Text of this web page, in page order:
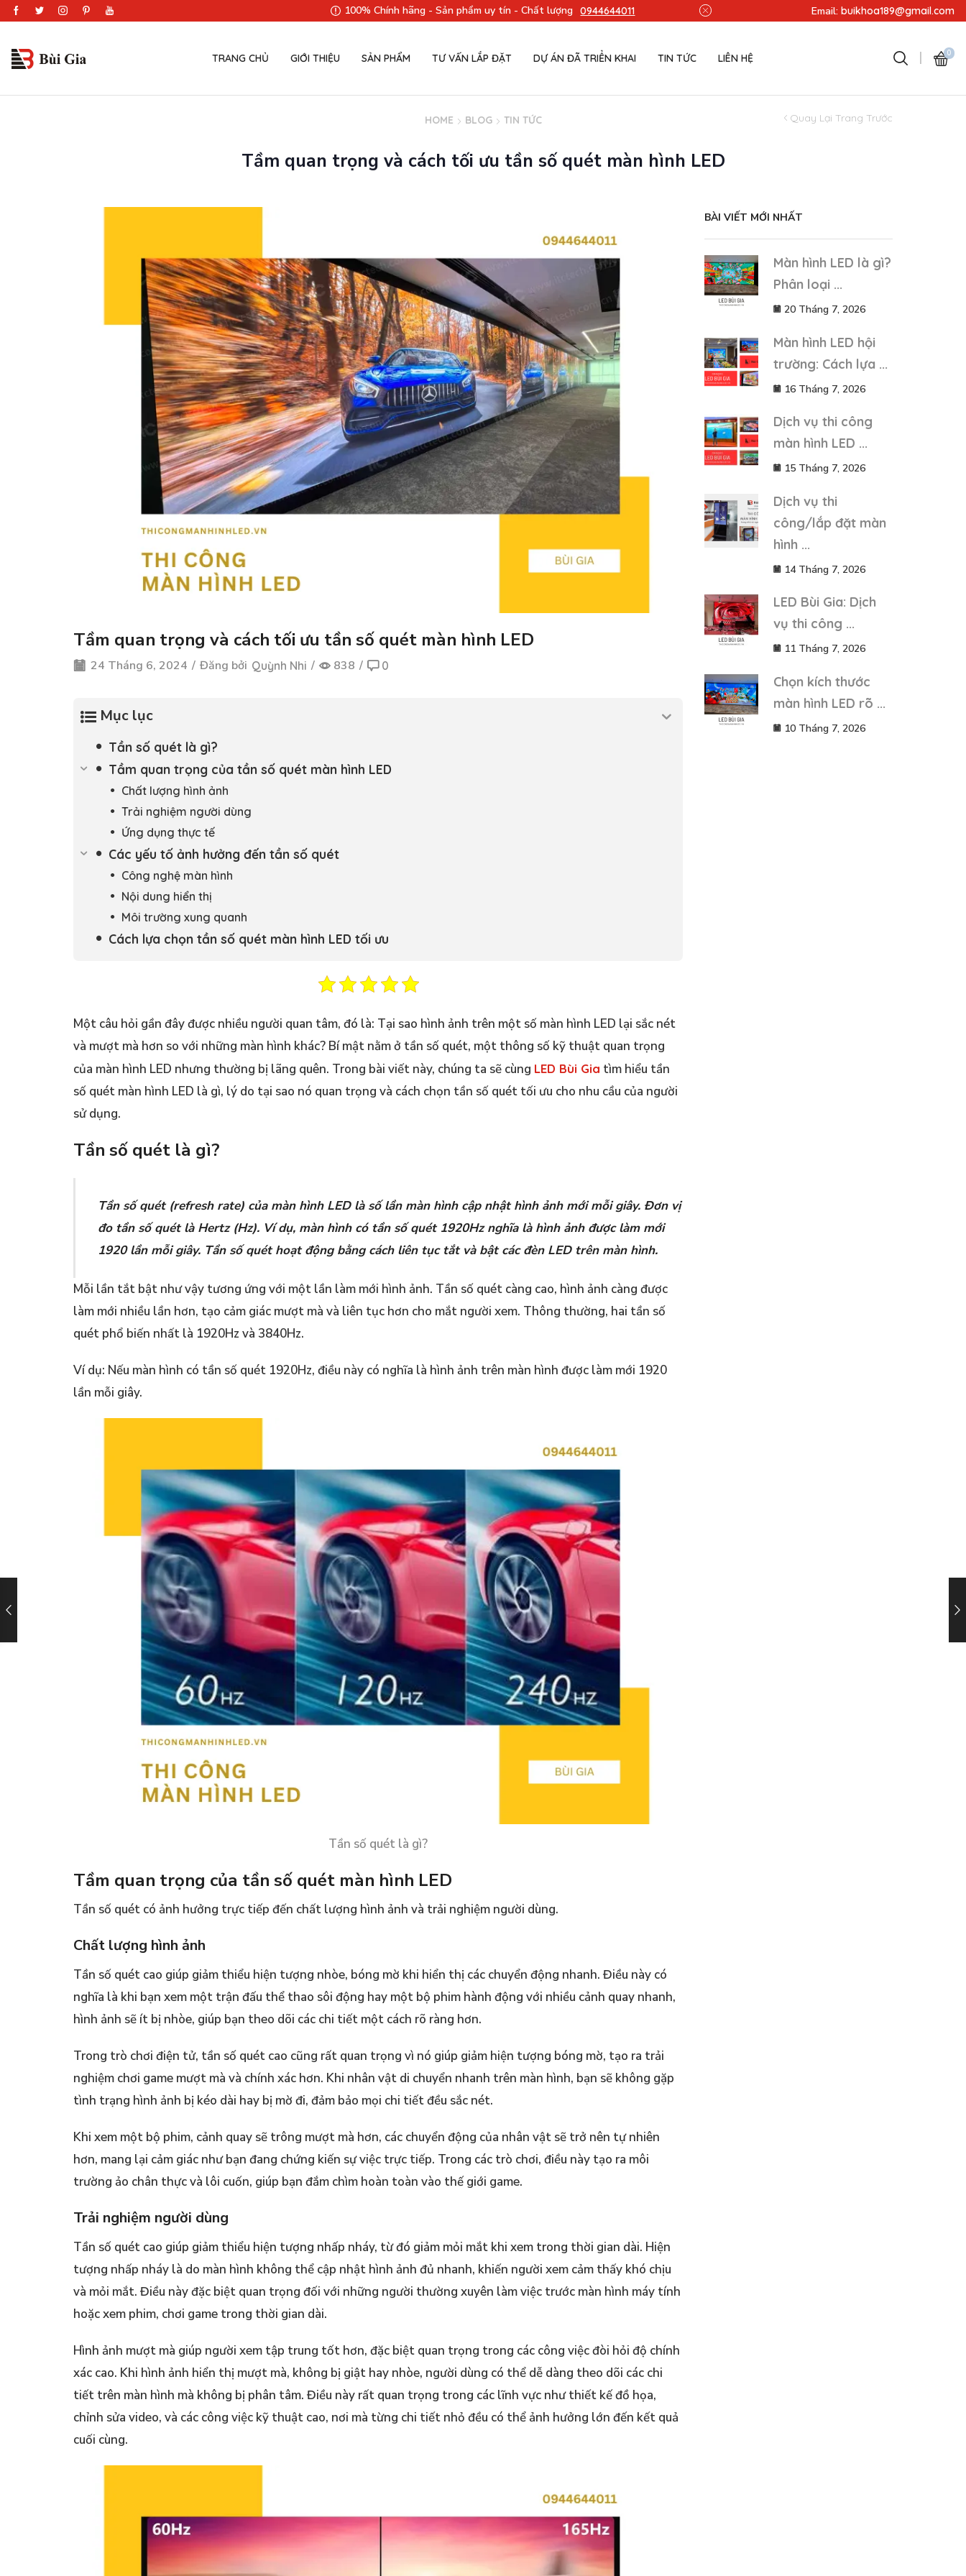
100% Chính hãng - Sản phẩm uy tín - Chất lượng 0944644011 Miễn phí lắp đặt - Miễn phí
Email:buikhoa189@gmail.com
TRANG CHỦ GIỚI THIỆU SẢN PHẨM TƯ VẤN LẮP ĐẶT DỰ ÁN ĐÃ TRIỂN KHAI TIN TỨC LIÊN HỆ 0
Quay Lại Trang Trước
HOME BLOG TIN TỨC
Tầm quan trọng và cách tối ưu tần số quét màn hình LED
Tầm quan trọng và cách tối ưu tần số quét màn hình LED
24 Tháng 6, 2024 / Đăng bởi Quỳnh Nhi / 838 / 0
Mục lục
Tần số quét là gì?
Tầm quan trọng của tần số quét màn hình LED
Chất lượng hình ảnh
Trải nghiệm người dùng
Ứng dụng thực tế
Các yếu tố ảnh hưởng đến tần số quét
Công nghệ màn hình
Nội dung hiển thị
Môi trường xung quanh
Cách lựa chọn tần số quét màn hình LED tối ưu
Một câu hỏi gần đây được nhiều người quan tâm, đó là: Tại sao hình ảnh trên một số màn hình LED lại sắc nét
và mượt mà hơn so với những màn hình khác? Bí mật nằm ở tần số quét, một thông số kỹ thuật quan trọng
của màn hình LED nhưng thường bị lãng quên. Trong bài viết này, chúng ta sẽ cùng LED Bùi Gia tìm hiểu tần
số quét màn hình LED là gì, lý do tại sao nó quan trọng và cách chọn tần số quét tối ưu cho nhu cầu của người
sử dụng.
Tần số quét là gì?
Tần số quét (refresh rate) của màn hình LED là số lần màn hình cập nhật hình ảnh mới mỗi giây.Đơn vị
đo tần số quét là Hertz (Hz). Ví dụ, màn hình có tần số quét 1920Hz nghĩa là hình ảnh được làm mới
1920 lần mỗi giây. Tần số quét hoạt động bằng cách liên tục tắt và bật các đèn LED trên màn hình.
Mỗi lần tắt bật như vậy tương ứng với một lần làm mới hình ảnh. Tần số quét càng cao, hình ảnh càng được
làm mới nhiều lần hơn, tạo cảm giác mượt mà và liên tục hơn cho mắt người xem. Thông thường, hai tần số
quét phổ biến nhất là 1920Hz và 3840Hz.
Ví dụ: Nếu màn hình có tần số quét 1920Hz, điều này có nghĩa là hình ảnh trên màn hình được làm mới 1920
lần mỗi giây.
Tần số quét là gì?
Tầm quan trọng của tần số quét màn hình LED
Tần số quét có ảnh hưởng trực tiếp đến chất lượng hình ảnh và trải nghiệm người dùng.
Chất lượng hình ảnh
Tần số quét cao giúp giảm thiểu hiện tượng nhòe, bóng mờ khi hiển thị các chuyển động nhanh. Điều này có
nghĩa là khi bạn xem một trận đấu thể thao sôi động hay một bộ phim hành động với nhiều cảnh quay nhanh,
hình ảnh sẽ ít bị nhòe, giúp bạn theo dõi các chi tiết một cách rõ ràng hơn.
Trong trò chơi điện tử, tần số quét cao cũng rất quan trọng vì nó giúp giảm hiện tượng bóng mờ, tạo ra trải
nghiệm chơi game mượt mà và chính xác hơn. Khi nhân vật di chuyển nhanh trên màn hình, bạn sẽ không gặp
tình trạng hình ảnh bị kéo dài hay bị mờ đi, đảm bảo mọi chi tiết đều sắc nét.
Khi xem một bộ phim, cảnh quay sẽ trông mượt mà hơn, các chuyển động của nhân vật sẽ trở nên tự nhiên
hơn, mang lại cảm giác như bạn đang chứng kiến sự việc trực tiếp. Trong các trò chơi, điều này tạo ra môi
trường ảo chân thực và lôi cuốn, giúp bạn đắm chìm hoàn toàn vào thế giới game.
Trải nghiệm người dùng
Tần số quét cao giúp giảm thiểu hiện tượng nhấp nháy, từ đó giảm mỏi mắt khi xem trong thời gian dài. Hiện
tượng nhấp nháy là do màn hình không thể cập nhật hình ảnh đủ nhanh, khiến người xem cảm thấy khó chịu
và mỏi mắt. Điều này đặc biệt quan trọng đối với những người thường xuyên làm việc trước màn hình máy tính
hoặc xem phim, chơi game trong thời gian dài.
Hình ảnh mượt mà giúp người xem tập trung tốt hơn, đặc biệt quan trọng trong các công việc đòi hỏi độ chính
xác cao. Khi hình ảnh hiển thị mượt mà, không bị giật hay nhòe, người dùng có thể dễ dàng theo dõi các chi
tiết trên màn hình mà không bị phân tâm. Điều này rất quan trọng trong các lĩnh vực như thiết kế đồ họa,
chỉnh sửa video, và các công việc kỹ thuật cao, nơi mà từng chi tiết nhỏ đều có thể ảnh hưởng lớn đến kết quả
cuối cùng.
BÀI VIẾT MỚI NHẤT
Màn hình LED là gì?
Phân loại ...
20 Tháng 7, 2026
Màn hình LED hội
trường: Cách lựa ...
16 Tháng 7, 2026
Dịch vụ thi công
màn hình LED ...
15 Tháng 7, 2026
Dịch vụ thi
công/lắp đặt màn
hình ...
14 Tháng 7, 2026
LED Bùi Gia: Dịch
vụ thi công ...
11 Tháng 7, 2026
Chọn kích thước
màn hình LED rõ ...
10 Tháng 7, 2026